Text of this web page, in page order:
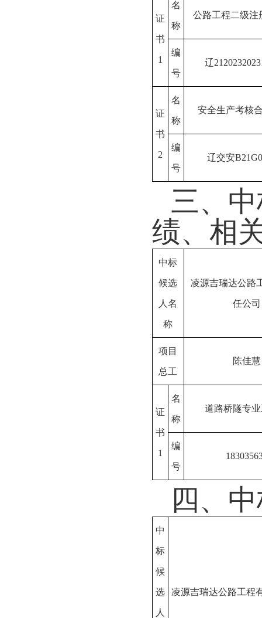
证
书
1
名
称
公路工程二级注
编
号
辽
证
书
2
名
称
安全生产考核
编
号
辽交安
三、
绩、相
中标
候选
人名
称
凌源吉瑞达公路
任公司
项目
总工
陈佳慧
证
书
1
名
称
道路桥隧专
编
号
四、
中
标
候
选
人
凌源吉瑞达公路工程